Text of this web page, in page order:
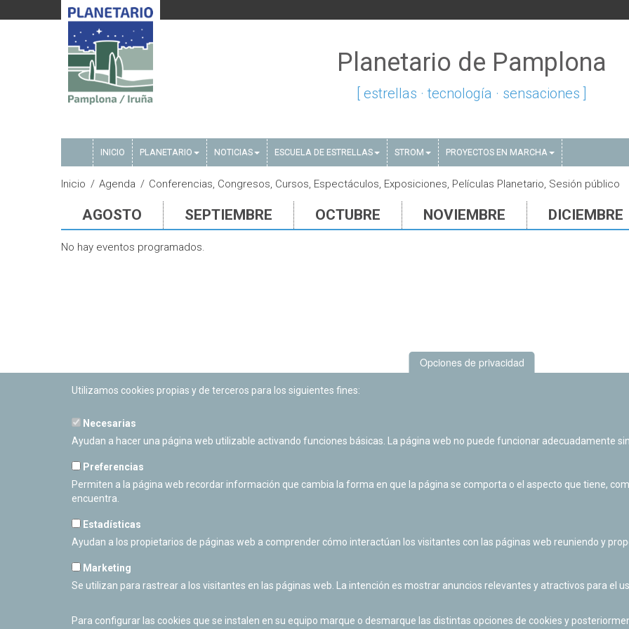
Planetario de Pamplona
[ estrellas · tecnología · sensaciones ]
INICIO PLANETARIO NOTICIAS ESCUELA DE ESTRELLAS STROM PROYECTOS EN MARCHA
Inicio Agenda Conferencias, Congresos, Cursos, Espectáculos, Exposiciones, Películas Planetario, Sesión público
AGOSTO SEPTIEMBRE OCTUBRE NOVIEMBRE DICIEMBRE
No hay eventos programados.
PLANETARIO DE PAMPLONA
Calle Sancho RamÃ­rez, s/n
Cerrado Temporalmente
Opciones de privacidad
Utilizamos cookies propias y de terceros para los siguientes fines:
Necesarias
Ayudan a hacer una página web utilizable activando funciones básicas. La página web no puede funcionar adecuadamente
Preferencias
Permiten a la página web recordar información que cambia la forma en que la página se comporta o el aspecto que tiene,
encuentra.
Estadísticas
Ayudan a los propietarios de páginas web a comprender cómo interactúan los visitantes con las páginas web reuniendo y
Marketing
Se utilizan para rastrear a los visitantes en las páginas web. La intención es mostrar anuncios relevantes y atractivos para el
Para configurar las cookies que se instalen en su equipo marque o desmarque las distintas opciones de cookies y